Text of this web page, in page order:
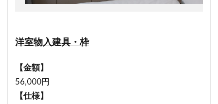
洋室物入建具・枠
【金額】
56,000円
【仕様】